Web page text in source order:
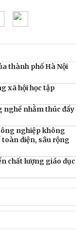
thành phố Hà Nội
xã hội học tập
nghề nhằm thúc đẩy
nghiệp không
toàn diện, sâu rộng
chất lượng giáo dục